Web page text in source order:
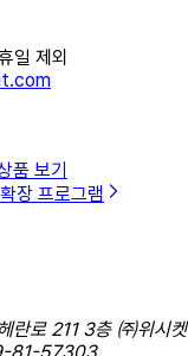
일 제외
품 보기
장 프로그램
란로 211 3층 ㈜위시켓